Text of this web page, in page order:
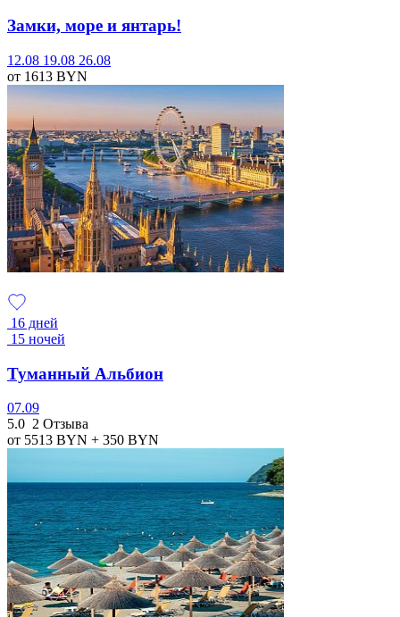
Замки, море и янтарь!
12.08 19.08 26.08
от 1613 BYN
16 дней
15 ночей
Туманный Альбион
07.09
5.0 2 Отзыва
от 5513 BYN + 350 BYN